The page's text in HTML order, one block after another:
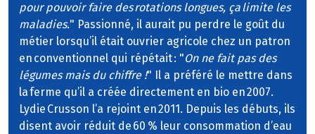
pour pouvoir faire des rotations longues, ça limite les
maladies." Passionné, il aurait pu perdre le goût du
métier lorsqu’il était ouvrier agricole chez un patron
en conventionnel qui répétait : "On ne fait pas des
légumes mais du chiffre !" Il a préféré le mettre dans
la ferme qu’il a créée directement en bio en 2007.
Lydie Crusson l’a rejoint en 2011. Depuis les débuts, ils
disent avoir réduit de 60 % leur consommation d’eau